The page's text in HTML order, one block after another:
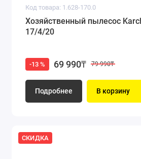
Код товара: 1.628-170.0
Хозяйственный пылесос
17/4/20
-13 % 69 990₸ 79 990₸
Подробнее В корзину
СКИДКА